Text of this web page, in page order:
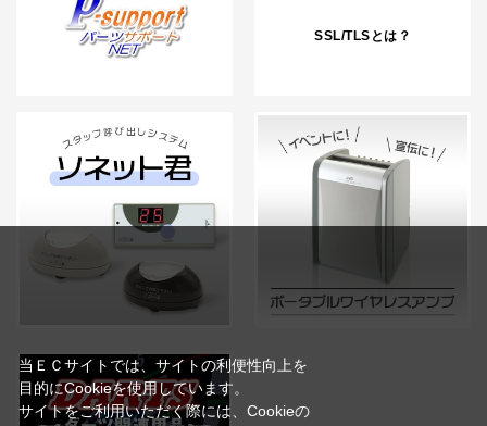
SSL/TLSとは？
当ＥＣサイトでは、サイトの利便性向上を
目的にCookieを使用しています。
サイトをご利用いただく際には、Cookieの